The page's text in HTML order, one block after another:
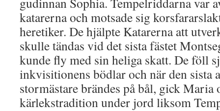
katarerna och motsade sig
heretiker. De hjälpte Katarerna att
skulle tändas vid det sista fästet
kunde fly med sin heliga skatt. De föll
inkvisitionens bödlar och när den sista
stormästare brändes på bål, gick Maria
kärlekstradition under jord liksom